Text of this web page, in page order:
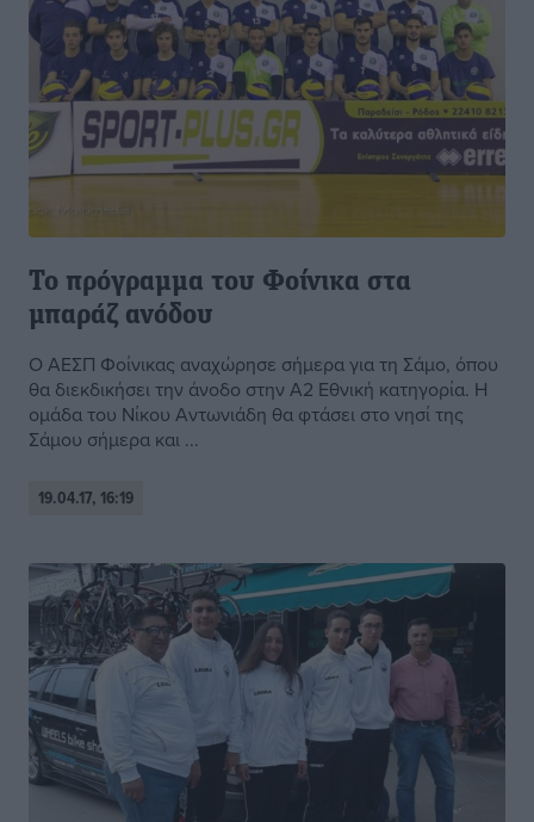
Το πρόγραμμα του Φοίνικα στα
μπαράζ ανόδου
Ο ΑΕΣΠ Φοίνικας αναχώρησε σήμερα για τη Σάμο, όπου
θα διεκδικήσει την άνοδο στην Α2 Εθνική κατηγορία. Η
ομάδα του Νίκου Αντωνιάδη θα φτάσει στο νησί της
Σάμου σήμερα και ...
19.04.17, 16:19